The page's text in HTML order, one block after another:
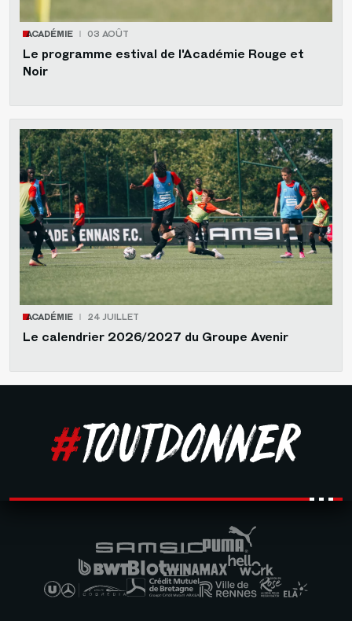
ACADÉMIE 03 AOÛT
Le programme estival de l'Académie Rouge et
Noir
ACADÉMIE 24 JUILLET
Le calendrier 2026/2027 du Groupe Avenir